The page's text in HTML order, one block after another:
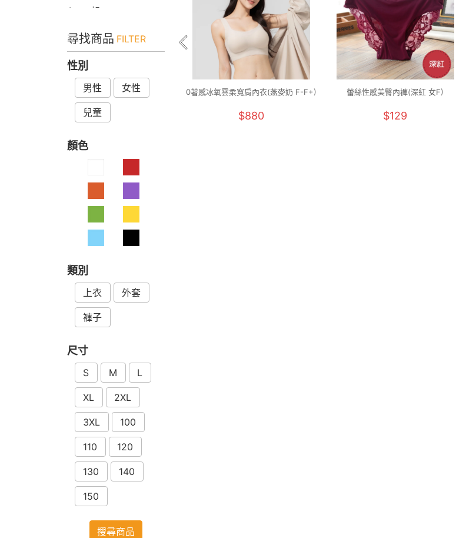
$599起
尋找商品 FILTER
性別
男性 女性
兒童
顏色
類別
上衣 外套
褲子
尺寸
S M L
XL 2XL
3XL 100
110 120
130 140
150
搜尋商品
0著感冰氧雲柔寬肩內衣(燕麥奶 F-F+)
$880
蕾絲性感美臀內褲(深紅 女F)
$129